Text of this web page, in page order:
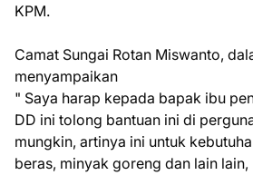
KPM.
Camat Sungai Rotan Miswanto,
menyampaikan
" Saya harap kepada bapak ibu
DD ini tolong bantuan ini di
mungkin, artinya ini untuk
beras, minyak goreng dan lain lain,